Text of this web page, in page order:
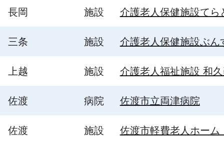
長岡 施設 介護老人保健施設てら
三条 施設 介護老人保健施設ぶん
上越 施設 介護老人福祉施設 和
佐渡 病院 佐渡市立両津病院
佐渡 施設 佐渡市軽費老人ホーム